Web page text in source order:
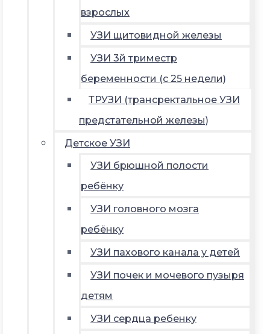
взрослых
УЗИ щитовидной железы
УЗИ 3й триместр
беременности (с 25 недели)
ТРУЗИ (трансректальное УЗИ
предстательной железы)
Детское УЗИ
УЗИ брюшной полости
ребёнку
УЗИ головного мозга
ребёнку
УЗИ пахового канала у детей
УЗИ почек и мочевого пузыря
детям
УЗИ сердца ребенку